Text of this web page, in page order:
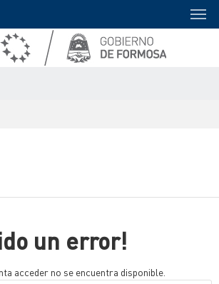
un error!
acceder no se encuentra disponible.